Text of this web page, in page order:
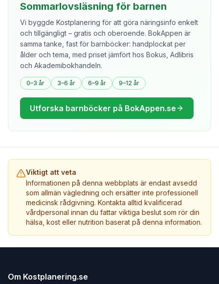
Sommarlovsläsning för barnen
Vi byggde Kostplanering för att göra näringsinfo enkelt
och tillgängligt – gratis och oberoende. BokAppen är
samma tanke, fast för barnböcker: handplockat per
ålder och tema, med priset jämfört hos Bokus, Adlibris
och Akademibokhandeln.
0–3 år 3–6 år 6–9 år 9–12 år
Utforska barnböcker på BokAppen.se
Viktigt att veta
Informationen på denna webbplats är endast avsedd
som allmän vägledning och ersätter inte professionell
medicinsk rådgivning. Kontakta alltid kvalificerad
vårdpersonal innan du fattar viktiga beslut som rör din
hälsa, kost eller nutrition baserat på denna information.
Om Kostplanering.se